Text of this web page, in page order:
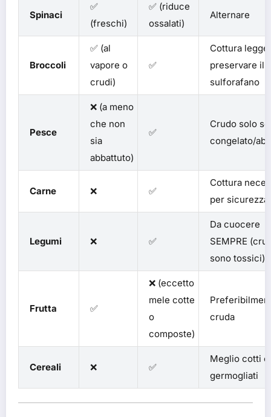
Spinaci
✅
(freschi)
✅ (riduce
ossalati)
Alternare
Broccoli
✅ (al
vapore o
crudi)
✅
Cottura
preservare il
sulforafano
Pesce
❌ (a meno
che non
sia
abbattuto)
✅
Crudo solo se
congelato/
Carne ❌ ✅
Cottura
per sicurezza
Legumi ❌ ✅
Da cuocere
SEMPRE
sono tossici)
Frutta ✅
❌ (eccetto
mele cotte
o
composte)
cruda
Cereali ❌ ✅
Meglio cotti o
germogliati